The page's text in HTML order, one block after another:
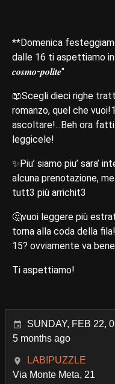
**Domenica
dalle 16 ti aspettiamo in
𝒄𝒐𝒔𝒎𝒐-𝒑𝒐𝒍𝒊𝒕𝒆"
📖Scegli dieci righe
romanzo, quel che
ascoltare!...Beh ora
leggicele!
✨Piu’ siamo piu’ sara’
alcuna prenotazione,
tutt3 più arrichit3
🤔vuoi leggere più
torna alla coda della
15? ovviamente va
Ti aspettiamo!
SUNDAY, FEB 22,
5 months ago
LAB!PUZZLE
Via Monte Meta, 21